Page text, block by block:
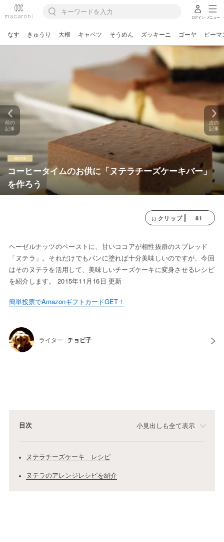
ログイン メニュー
なす きゅうり 大根 キャベツ そうめん ズッキーニ ゴーヤ ピーマ
コーヒータイムのお供に「ヌテラチーズケーキバー」
を作ろう
前の
記事
次の
記事
クリップ 81
ヘーゼルナッツのペーストに、甘いココアが相性抜群のスプレッド
「ヌテラ」。それだけでもパンに塗れば十分美味しいのですが、今回
はそのヌテラを活用して、美味しいチーズケーキに変身させるレシピ
を紹介します。 2015年11月16日 更新
簡単投票でAmazonギフトカードGET！
ライター :チョビ子
目次 小見出しも全て表示
ヌテラチーズケーキ レシピ
ヌテラのアレンジレシピを紹介